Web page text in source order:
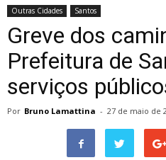
Outras Cidades Santos
Greve dos
Prefeitura de
serviços
Por Bruno Lamattina - 27 de maio de